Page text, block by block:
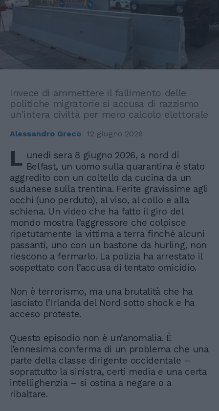
Invece di ammettere il fallimento delle
politiche migratorie si accusa di razzismo
un'intera civiltà per mero calcolo elettorale
Alessandro Greco 12 giugno 2026
L unedì sera 8 giugno 2026, a nord di
Belfast, un uomo sulla quarantina è stato
aggredito con un coltello da cucina da un
sudanese sulla trentina. Ferite gravissime agli
occhi (uno perduto), al viso, al collo e alla
schiena. Un video che ha fatto il giro del
mondo mostra l’aggressore che colpisce
ripetutamente la vittima a terra finché alcuni
passanti, uno con un bastone da hurling, non
riescono a fermarlo. La polizia ha arrestato il
sospettato con l’accusa di tentato omicidio.
Non è terrorismo, ma una brutalità che ha
lasciato l’Irlanda del Nord sotto shock e ha
acceso proteste.
Questo episodio non è un’anomalia. È
l’ennesima conferma di un problema che una
parte della classe dirigente occidentale –
soprattutto la sinistra, certi media e una certa
intellighenzia – si ostina a negare o a
ribaltare.